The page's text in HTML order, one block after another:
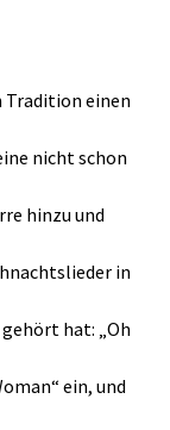
Tradition einen
nicht schon
hinzu und
in
hat: „Oh
ein, und